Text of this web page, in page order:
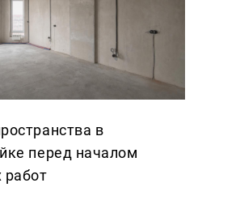
в
перед началом
работ